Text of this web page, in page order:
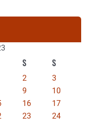
S S
2
3
9
10
16
17
23
24